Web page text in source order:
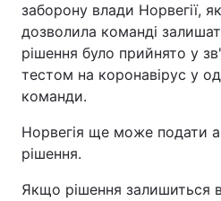
заборону влади Норвегії,
дозволила команді
рішення було прийнято у
тестом на коронавірус у
команди.
Норвегія ще може подати
рішення.
Якщо рішення залишиться